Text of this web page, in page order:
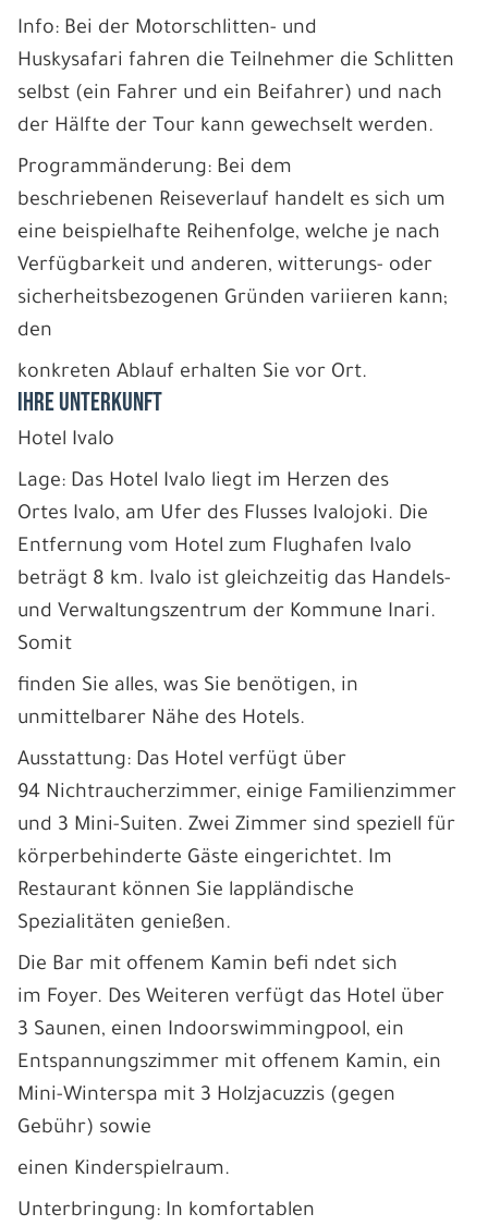
Info: Bei der Motorschlitten- und
Huskysafari fahren die Teilnehmer die Schlitten
selbst (ein Fahrer und ein Beifahrer) und nach
der Hälfte der Tour kann gewechselt werden.
Programmänderung: Bei dem
beschriebenen Reiseverlauf handelt es sich um
eine beispielhafte Reihenfolge, welche je nach
Verfügbarkeit und anderen, witterungs- oder
sicherheitsbezogenen Gründen variieren kann;
den
konkreten Ablauf erhalten Sie vor Ort.
IHRE UNTERKUNFT
Hotel Ivalo
Lage: Das Hotel Ivalo liegt im Herzen des
Ortes Ivalo, am Ufer des Flusses Ivalojoki. Die
Entfernung vom Hotel zum Flughafen Ivalo
beträgt 8 km. Ivalo ist gleichzeitig das Handels-
und Verwaltungszentrum der Kommune Inari.
Somit
finden Sie alles, was Sie benötigen, in
unmittelbarer Nähe des Hotels.
Ausstattung: Das Hotel verfügt über
94 Nichtraucherzimmer, einige Familienzimmer
und 3 Mini-Suiten. Zwei Zimmer sind speziell für
körperbehinderte Gäste eingerichtet. Im
Restaurant können Sie lappländische
Spezialitäten genießen.
Die Bar mit offenem Kamin befi ndet sich
im Foyer. Des Weiteren verfügt das Hotel über
3 Saunen, einen Indoorswimmingpool, ein
Entspannungszimmer mit offenem Kamin, ein
Mini-Winterspa mit 3 Holzjacuzzis (gegen
Gebühr) sowie
einen Kinderspielraum.
Unterbringung: In komfortablen